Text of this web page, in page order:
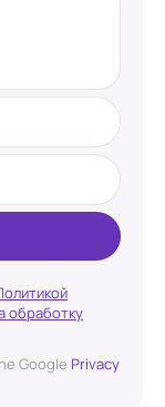
обработку
Google Privacy